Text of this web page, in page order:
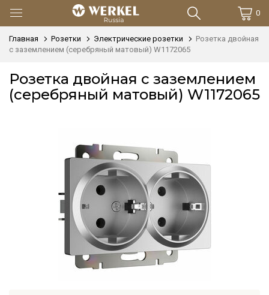
0
Главная Розетки Электрические розетки
Розетка двойная
с заземлением (серебряный матовый) W1172065
Розетка двойная с заземлением
(серебряный матовый) W1172065